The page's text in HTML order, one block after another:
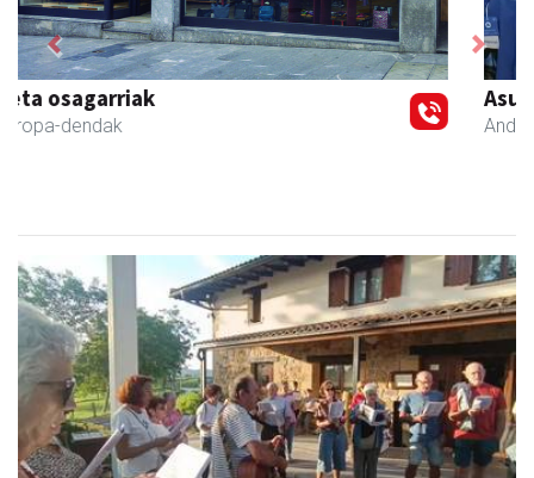
Asun denda
Andoain - Arropa-dendak
Previous Next